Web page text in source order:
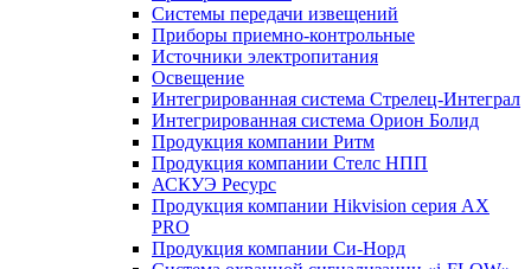
Системы передачи извещений
Приборы приемно-контрольные
Источники электропитания
Освещение
Интегрированная система Стрелец-Интеграл
Интегрированная система Орион Болид
Продукция компании Ритм
Продукция компании Стелс НПП
АСКУЭ Ресурс
Продукция компании Hikvision серия AX
PRO
Продукция компании Си-Норд